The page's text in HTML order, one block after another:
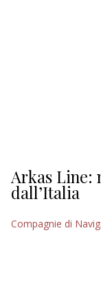
Arkas Line:
dall’Italia
Compagnie di